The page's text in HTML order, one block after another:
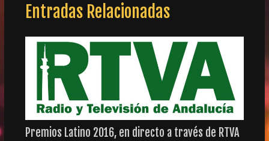
Entradas Relacionadas
Premios Latino 2016, en directo a través de RTVA